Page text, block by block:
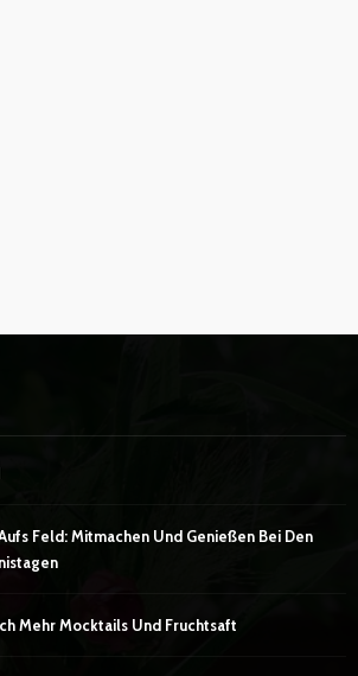
Feld: Mitmachen Und Genießen Bei Den
Mehr Mocktails Und Fruchtsaft